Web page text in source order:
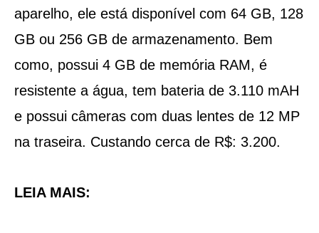
aparelho, ele está disponível com 64 GB, 128
GB ou 256 GB de armazenamento. Bem
como, possui 4 GB de memória RAM, é
resistente a água, tem bateria de 3.110 mAH
e possui câmeras com duas lentes de 12 MP
na traseira. Custando cerca de R$: 3.200.
LEIA MAIS: